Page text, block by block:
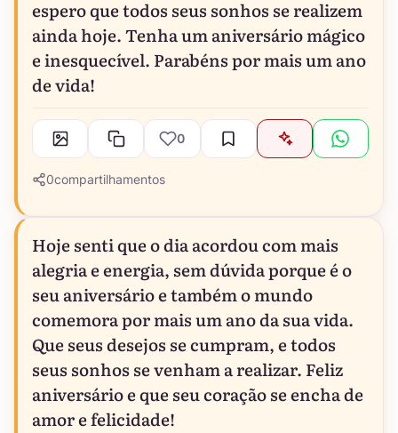
espero que todos seus sonhos se realizem
ainda hoje. Tenha um aniversário mágico
e inesquecível. Parabéns por mais um ano
de vida!
0
0compartilhamentos
Hoje senti que o dia acordou com mais
alegria e energia, sem dúvida porque é o
seu aniversário e também o mundo
comemora por mais um ano da sua vida.
Que seus desejos se cumpram, e todos
seus sonhos se venham a realizar. Feliz
aniversário e que seu coração se encha de
amor e felicidade!